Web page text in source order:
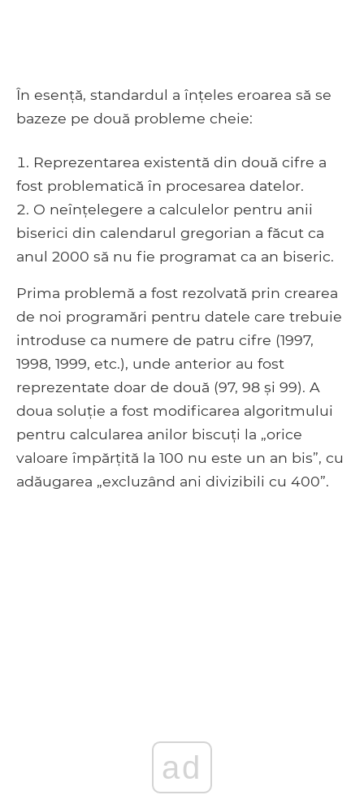
În esență, standardul a înțeles eroarea să se
bazeze pe două probleme cheie:
Reprezentarea existentă din două cifre a
fost problematică în procesarea datelor.
O neînțelegere a calculelor pentru anii
biserici din calendarul gregorian a făcut ca
anul 2000 să nu fie programat ca an biseric.
Prima problemă a fost rezolvată prin crearea
de noi programări pentru datele care trebuie
introduse ca numere de patru cifre (1997,
1998, 1999, etc.), unde anterior au fost
reprezentate doar de două (97, 98 și 99). A
doua soluție a fost modificarea algoritmului
pentru calcularea anilor biscuți la „orice
valoare împărțită la 100 nu este un an bis”, cu
adăugarea „excluzând ani divizibili cu 400”.
ad